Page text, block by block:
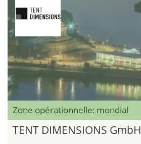
Zone opérationnelle: mondial
TENT DIMENSIONS GmbH